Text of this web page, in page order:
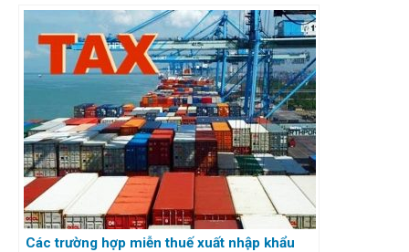
Các trường hợp miễn thuế xuất nhập khẩu